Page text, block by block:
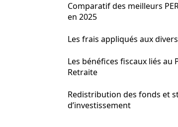
Comparatif des meilleurs
en 2025
Les frais appliqués aux divers
Les bénéfices fiscaux liés au
Retraite
Redistribution des fonds et
d’investissement